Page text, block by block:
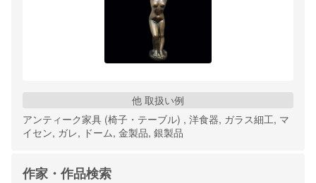
他 取扱い例
アンティーク家具 (椅子・テーブル) , 洋食器, ガラス細工, マ
イセン, ガレ, ドーム, 金製品, 銀製品
作家・作品検索